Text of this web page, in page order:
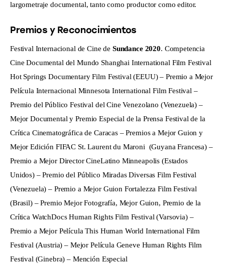
largometraje documental, tanto como productor como editor.
Premios y Reconocimientos
Festival Internacional de Cine de Sundance 2020. Competencia
Cine Documental del Mundo Shanghai International Film Festival
Hot Springs Documentary Film Festival (EEUU) – Premio a Mejor
Película Internacional Minnesota International Film Festival –
Premio del Público Festival del Cine Venezolano (Venezuela) –
Mejor Documental y Premio Especial de la Prensa Festival de la
Crítica Cinematográfica de Caracas – Premios a Mejor Guion y
Mejor Edición FIFAC St. Laurent du Maroni  (Guyana Francesa) –
Premio a Mejor Director CineLatino Minneapolis (Estados
Unidos) – Premio del Público Miradas Diversas Film Festival
(Venezuela) – Premio a Mejor Guion Fortalezza Film Festival
(Brasil) – Premio Mejor Fotografía, Mejor Guion, Premio de la
Crítica WatchDocs Human Rights Film Festival (Varsovia) –
Premio a Mejor Película This Human World International Film
Festival (Austria) – Mejor Película Geneve Human Rights Film
Festival (Ginebra) – Mención Especial